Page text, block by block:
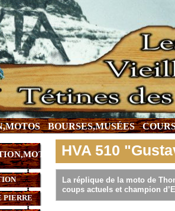
BOURSES,MUSÉES
PIERRE
HVA 510
La réplique de la moto de
coups actuels et champion